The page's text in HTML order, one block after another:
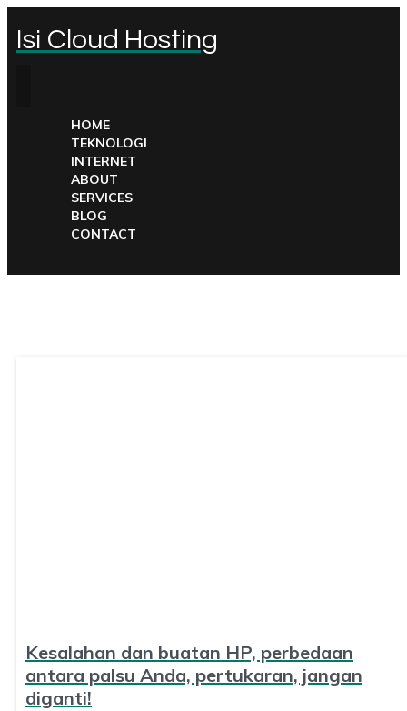
Isi Cloud Hosting
HOME
TEKNOLOGI
INTERNET
ABOUT
SERVICES
BLOG
CONTACT
Kesalahan dan buatan HP, perbedaan
antara palsu Anda, pertukaran, jangan
diganti!